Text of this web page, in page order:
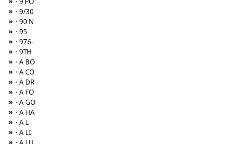
» · 9/30
» · 90 N
» · 95
» · 976-
» · 9TH
» · A BO
» · A CO
» · A DR
» · A FO
» · A GO
» · A HA
» · A L'
» · A LI
»